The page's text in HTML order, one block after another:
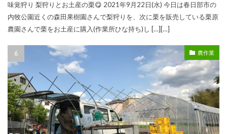
味覚狩り 梨狩りとお土産の栗😋 2021年9月22日(水) 今日は春日部市の
内牧公園近くの森田果樹園さんで梨狩りを、次に栗を販売している栗原
農園さんで栗をお土産に購入(作業所ひな持ち)し […][…]
農作業